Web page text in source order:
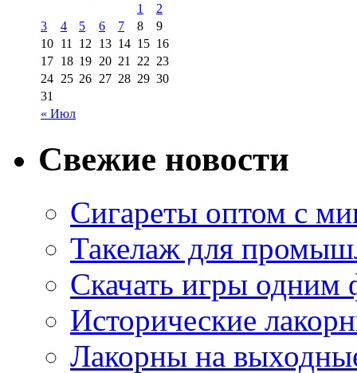
« Июл
1
2
3
4 5 6 7 8
9
10 11 12 13 14 15 16
17 18 19 20 21 22 23
24 25 26 27 28 29 30
31
Свежие новости
Сигареты оптом с
Такелаж для
Скачать игры одним
Исторические
Лакорны на